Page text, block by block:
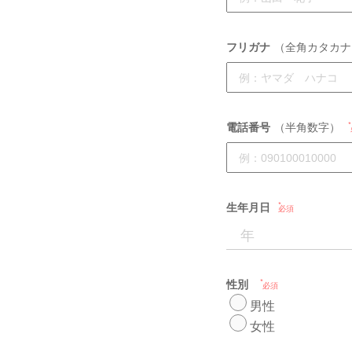
フリガナ （全角カタカナ
電話番号 （半角数字）
生年月日 必須
性別 必須
男性
女性